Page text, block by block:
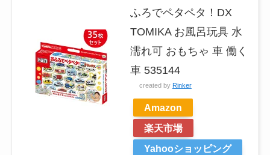
ふろでペタペタ！DX
TOMIKA お風呂玩具 水
濡れ可 おもちゃ 車 働く
車 535144
created by Rinker
Amazon
楽天市場
Yahooショッピング